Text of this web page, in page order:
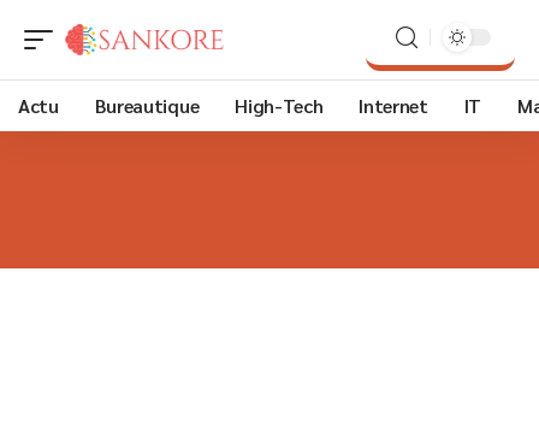
Actu Bureautique High-Tech Internet IT